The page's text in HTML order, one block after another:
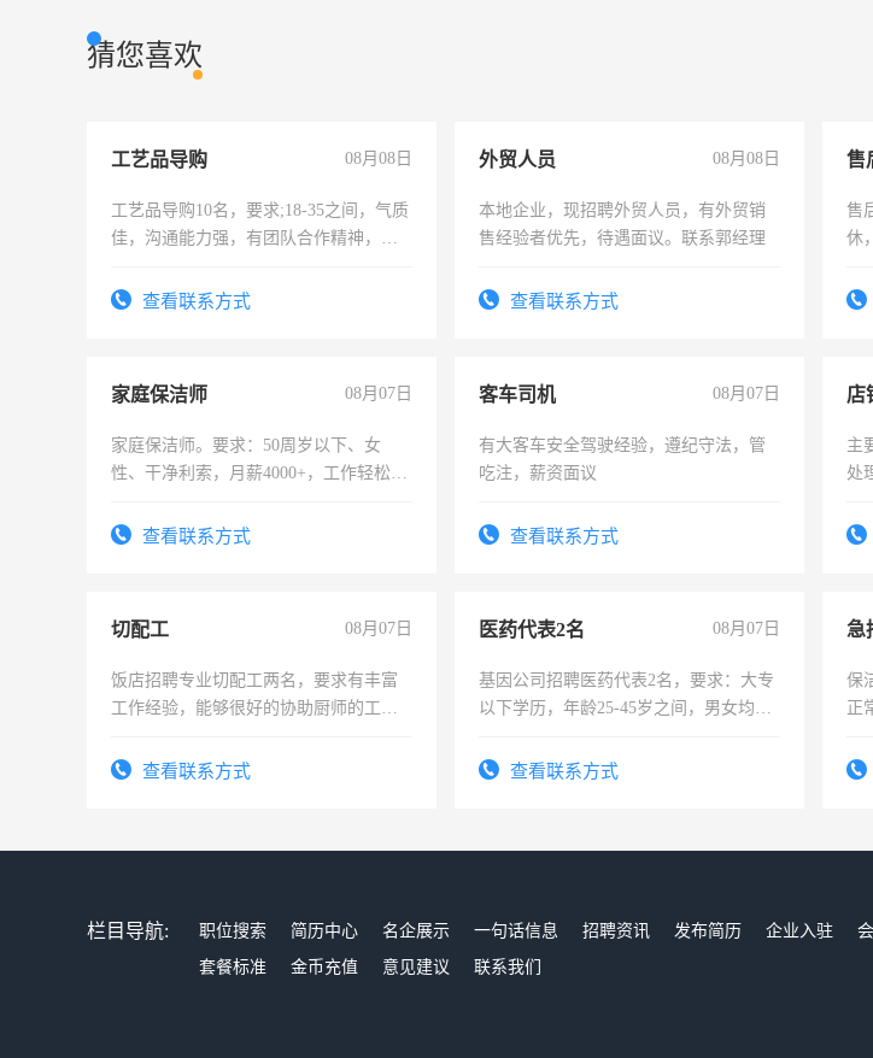
猜您喜欢
工艺品导购 08月08日
工艺品导购10名，要求;18-35之间，气质
佳，沟通能力强，有团队合作精神，有
查看联系方式
外贸人员 08月08日
本地企业，现招聘外贸人员，有外贸销
售经验者优先，待遇面议。联系郭经理
查看联系方式
售
售
休
家庭保洁师 08月07日
家庭保洁师。要求：50周岁以下、女
性、干净利索，月薪4000+，工作轻松，
太太等。查看联系方式
客车司机 08月07日
有大客车安全驾驶经验，遵纪守法，管
吃注，薪资面议
查看联系方式
店
主
处
切配工 08月07日
饭店招聘专业切配工两名，要求有丰富
工作经验，能够很好的协助厨师的工
4500。查看联系方式
医药代表2名 08月07日
基因公司招聘医药代表2名，要求：大专
以下学历，年龄25-45岁之间，男女均
表或者有医学资质的优先，底薪+绩效，
查看联系方式
保
正
录
栏目导航: 职位搜索 简历中心 名企展示 一句话信息 招聘资讯 发布简历 企业入驻
套餐标准
金币充值 意见建议 联系我们